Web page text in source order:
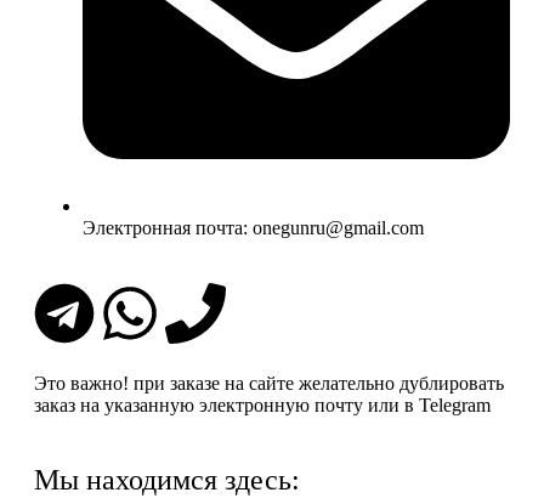
Электронная почта: onegunru@gmail.com
Это важно! при заказе на сайте желательно дублировать
заказ на указанную электронную почту или в Telegram
Мы находимся здесь: